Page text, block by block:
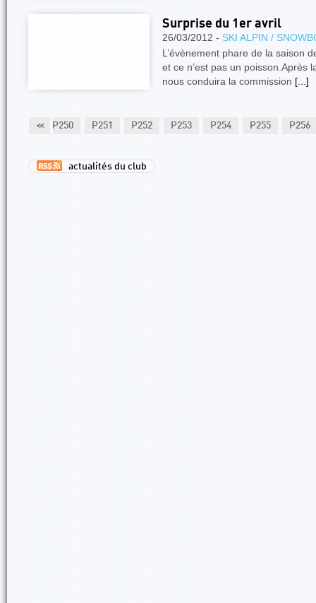
Surprise du 1er avril
26/03/2012 - SKI ALPIN /
L’évènement phare de la saison
et ce n’est pas un poisson.Après
nous conduira la commission [...]
<< P250 P251 P252 P253 P254 P255 P256
actualités du club